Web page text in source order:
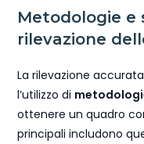
Metodologie
rilevazione
La rilevazione
l’utilizzo di
ottenere un quadro
principali includono